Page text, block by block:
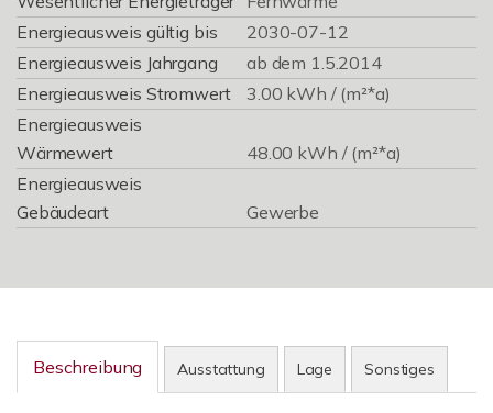
Energieausweis gültig bis
2030-07-12
Energieausweis Jahrgang
ab dem 1.5.2014
Energieausweis Stromwert
3.00 kWh / (m²*a)
Energieausweis
Wärmewert
48.00 kWh / (m²*a)
Energieausweis
Gebäudeart
Gewerbe
Beschreibung Ausstattung Lage Sonstiges